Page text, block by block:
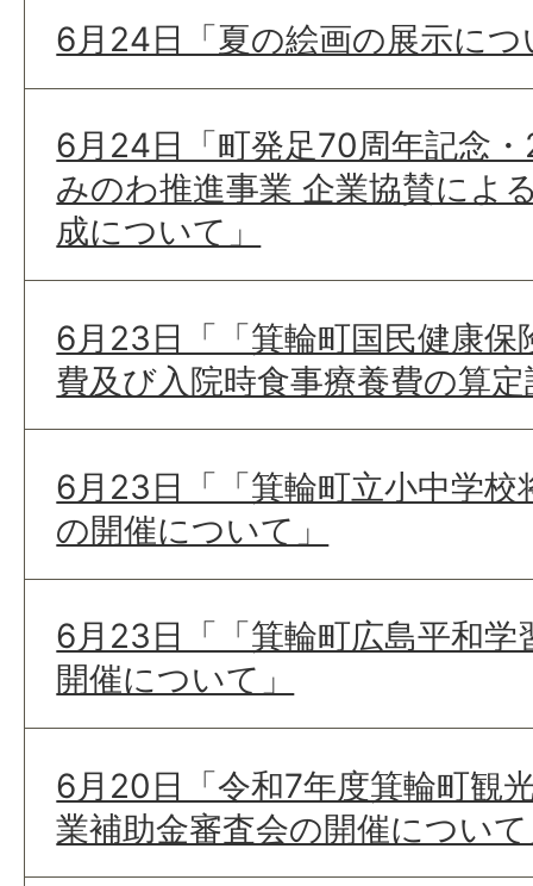
6月24日「夏の絵画の展示につ
6月24日「町発足70周年記念
みのわ推進事業 企業協賛によ
成について」
6月23日「「箕輪町国民健康
費及び入院時食事療養費の算
6月23日「「箕輪町立小中学校
の開催について」
6月23日「「箕輪町広島平和学
開催について」
6月20日「令和7年度箕輪町観
業補助金審査会の開催につい